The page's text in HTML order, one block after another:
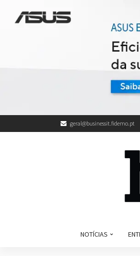
geral@businessit.fidemo.pt
NOTÍCIAS